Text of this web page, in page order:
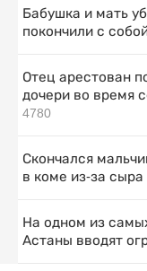
Бабушка и мать
покончили с
Отец арестован
дочери во время
4780
Скончался
в коме из-за сыра
На одном из
Астаны вводят